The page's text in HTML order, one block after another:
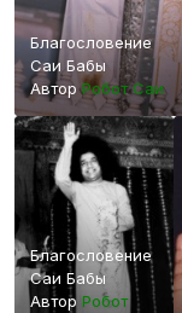
Благословение
Саи Бабы
АвторРобот Саи
Благословение
Саи Бабы
Автор Робот